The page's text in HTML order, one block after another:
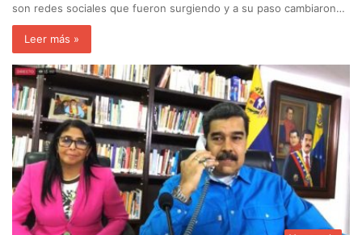
son redes sociales que fueron surgiendo y a su paso cambiaron…
Leer más »